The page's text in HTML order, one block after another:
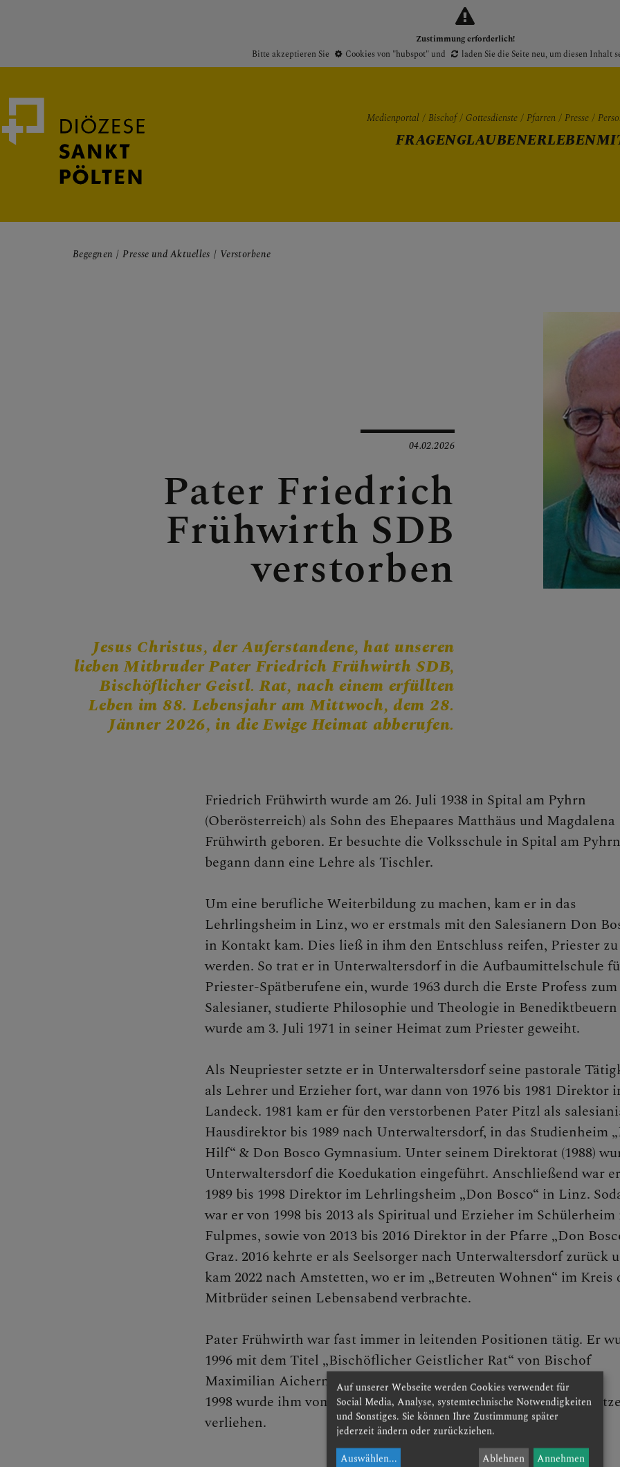
Zustimmung erforderlich!
Bitte akzeptieren Sie
Cookies von "hubspot"und laden Sie die Seite neu, um diesen Inhalt
Medienportal Bischof
GLAUBEN
ERLEBEN
MITMACHEN
Begegnungstage
Seelsorge
Bischof
Personen
Diözesane Verwaltung
Pfarren
Medienplattform
Kontakt
Caritas St. Pölten & NÖ-West
Familie
Medienportal Bischof Gottesdienste Pfarren Presse
FRAGENGLAUBENERLEBEN
Begegnen Presse und Aktuelles Verstorbene
04.02.2026
Pater Friedrich
Frühwirth SDB
verstorben
Jesus Christus, der Auferstandene, hat unseren
lieben Mitbruder Pater Friedrich Frühwirth SDB,
Bischöflicher Geistl. Rat, nach einem erfüllten
Leben im 88. Lebensjahr am Mittwoch, dem 28.
Jänner 2026, in die Ewige Heimat abberufen.
Friedrich Frühwirth wurde am 26. Juli 1938 in Spital am Pyhrn
(Oberösterreich) als Sohn des Ehepaares Matthäus und Magdalena
Frühwirth geboren. Er besuchte die Volksschule in Spital am
begann dann eine Lehre als Tischler.
Um eine berufliche Weiterbildung zu machen, kam er in das
Lehrlingsheim in Linz, wo er erstmals mit den Salesianern Don
in Kontakt kam. Dies ließ in ihm den Entschluss reifen, Priester zu
werden. So trat er in Unterwaltersdorf in die Aufbaumittelschule
Priester-Spätberufene ein, wurde 1963 durch die Erste Profess zum
Salesianer, studierte Philosophie und Theologie in
wurde am 3. Juli 1971 in seiner Heimat zum Priester geweiht.
Als Neupriester setzte er in Unterwaltersdorf seine pastorale
als Lehrer und Erzieher fort, war dann von 1976 bis 1981 Direktor
Landeck. 1981 kam er für den verstorbenen Pater Pitzl als
Hausdirektor bis 1989 nach Unterwaltersdorf, in das Studienheim
Hilf“ & Don Bosco Gymnasium. Unter seinem Direktorat (1988)
Unterwaltersdorf die Koedukation eingeführt. Anschließend war
1989 bis 1998 Direktor im Lehrlingsheim „Don Bosco“ in Linz.
war er von 1998 bis 2013 als Spiritual und Erzieher im Schülerheim
Fulpmes, sowie von 2013 bis 2016 Direktor in der Pfarre „Don
Graz. 2016 kehrte er als Seelsorger nach Unterwaltersdorf zurück
kam 2022 nach Amstetten, wo er im „Betreuten Wohnen“ im Kreis
Mitbrüder seinen Lebensabend verbrachte.
Pater Frühwirth war fast immer in leitenden Positionen tätig. Er
1996 mit dem Titel „Bischöflicher Geistlicher Rat“ von Bischof
Maximilian Aichern, Linz, geehrt.
1998 wurde ihm vom Land Oberösterreich das Goldene
verliehen.
Auf unserer Webseite werden Cookies verwendet für
Social Media, Analyse, systemtechnische Notwendigkeiten
und Sonstiges. Sie können Ihre Zustimmung später
jederzeit ändern oder zurückziehen.
Auswählen... Ablehnen Annehmen